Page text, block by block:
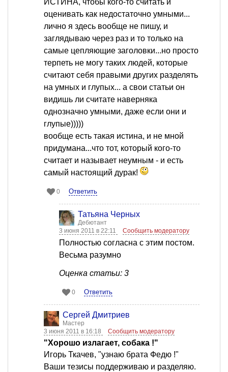
ИСТИНА, чтобы кого-то считать и
оценивать как недостаточно умными...
лично я здесь вообще не пишу, и
заглядываю через раз и то только на
самые цепляющие заголовки...но просто
терпеть не могу таких людей, которые
считают себя правыми других разделять
на умных и глупых... а свои статьи он
видишь ли считате наверняка
однозначно умными, даже если они и
глупые)))))
вообще есть такая истина, и не мной
придумана...что тот, который кого-то
считает и называет неумным - и есть
самый настоящий дурак!
0 Ответить
Татьяна Черных
Дебютант
3 июня 2011 в 22:11
Сообщить модератору
Полностью согласна с этим постом.
Весьма разумно
Оценка статьи: 3
0 Ответить
Сергей Дмитриев
Мастер
3 июня 2011 в 16:18
Сообщить модератору
"Хорошо излагает, собака !"
Игорь Ткачев, "узнаю брата Федю !"
Ваши тезисы поддерживаю и разделяю.